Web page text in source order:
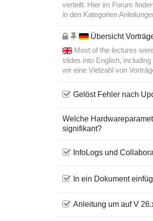
verteilt: Hier im Forum
in den Kategorien
Übersicht
Most of the lectures
slides into English,
wir eine Vielzahl von
Gelöst Fehler nach
Welche
signifikant?
InfoLogs und
In ein Dokument
Anleitung um auf V